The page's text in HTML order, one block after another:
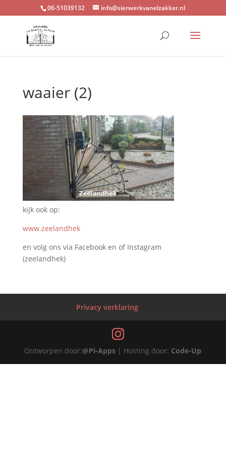
06-51039132 info@sierwerkvanelzakker.nl
waaier (2)
kijk ook op:
www.zeelandhek
en volg ons via Facebook en of Instagram
(zeelandhek)
Privacy verklaring
Ontworpen door:@Pi-Apps | Hosting door: Code-Up